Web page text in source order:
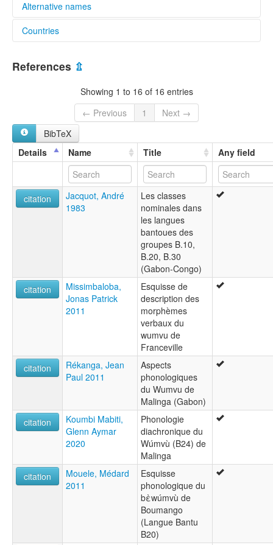
Alternative names
lexvo:
multitree:
Wumbvu
Countries
References ⇫
Showing 1 to 16 of 16 entries
← Previous
1
Next →
BibTeX
Details
Name Title Any field
citation
Jacquot, André
1983
Les classes
nominales dans
les langues
bantoues des
groupes B.10,
B.20, B.30
(Gabon-Congo)
citation
Missimbaloba,
Jonas Patrick
2011
Esquisse de
description des
morphèmes
verbaux du
wumvu de
Franceville
citation
Rékanga, Jean
Paul 2011
Aspects
phonologiques
du Wumvu de
Malinga (Gabon)
citation
Koumbi Mabiti,
Glenn Aymar
2020
Phonologie
diachronique du
Wúmvù (B24) de
Malinga
citation
Mouele, Médard
2011
Esquisse
phonologique du
bὲwúmvù de
Boumango
(Langue Bantu
B20)